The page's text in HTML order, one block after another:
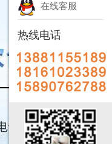
在线客服
热线电话